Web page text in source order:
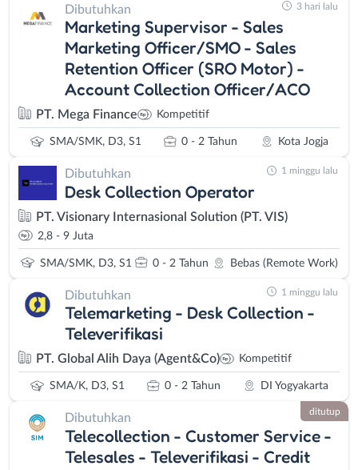
Dibutuhkan
Marketing Supervisor - Sales
Marketing Officer/SMO - Sales
Retention Officer (SRO Motor) -
Account Collection Officer/ACO
PT. Mega Finance Kompetitif
SMA/SMK, D3, S1 0 - 2 Tahun Kota Jogja
3 hari lalu
Dibutuhkan
Desk Collection Operator
PT. Visionary Internasional Solution (PT. VIS)
2,8 - 9 Juta
SMA/SMK, D3, S1 0 - 2 Tahun Bebas (Remote Work)
1 minggu lalu
Dibutuhkan
Telemarketing - Desk Collection -
Televerifikasi
PT. Global Alih Daya (Agent&Co) Kompetitif
SMA/K, D3, S1 0 - 2 Tahun DI Yogyakarta
1 minggu lalu
Dibutuhkan
Telecollection - Customer Service -
Telesales - Televerifikasi - Credit
ditutup